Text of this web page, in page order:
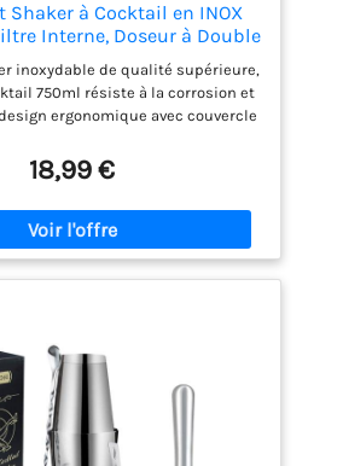
Shaker à Cocktail en INOX
Interne, Doseur à Double
et 1 oz) Shaker à Cocktail
Bar et Maison, Anti-Fuite et
Durable
inoxydable de qualité supérieure,
750ml résiste à la corrosion et
ergonomique avec couvercle
idéal pour les cocktails maison ou
kit inclut un doseur à deux côtés
mesurer avec précision les
pour les recettes classiques ou
la préparation des boissons
du temps Les composants se
s'adapte à tous les espaces de
ce soit dans un bar professionnel
Conçu pour s'adapter à
de mixologie (shaking,
ce shaker 750ml convient
cocktails classiques qu'aux
18,99 €